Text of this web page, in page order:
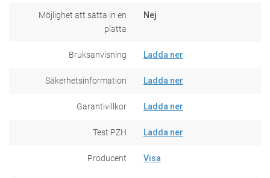
Möjlighet att sätta in en
platta
Nej
Bruksanvisning Ladda ner
Säkerhetsinformation Ladda ner
Garantivillkor Ladda ner
Test PZH Ladda ner
Producent Visa